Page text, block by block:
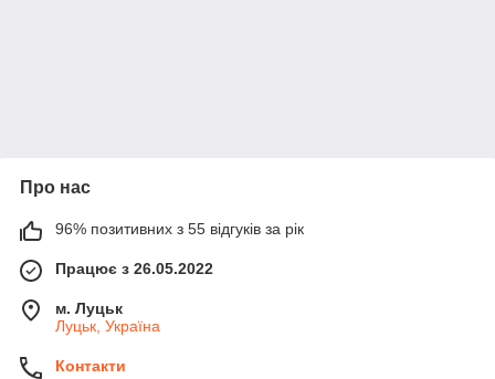
Про нас
96% позитивних з 55 відгуків за рік
Працює з 26.05.2022
м. Луцьк
Луцьк, Україна
Контакти